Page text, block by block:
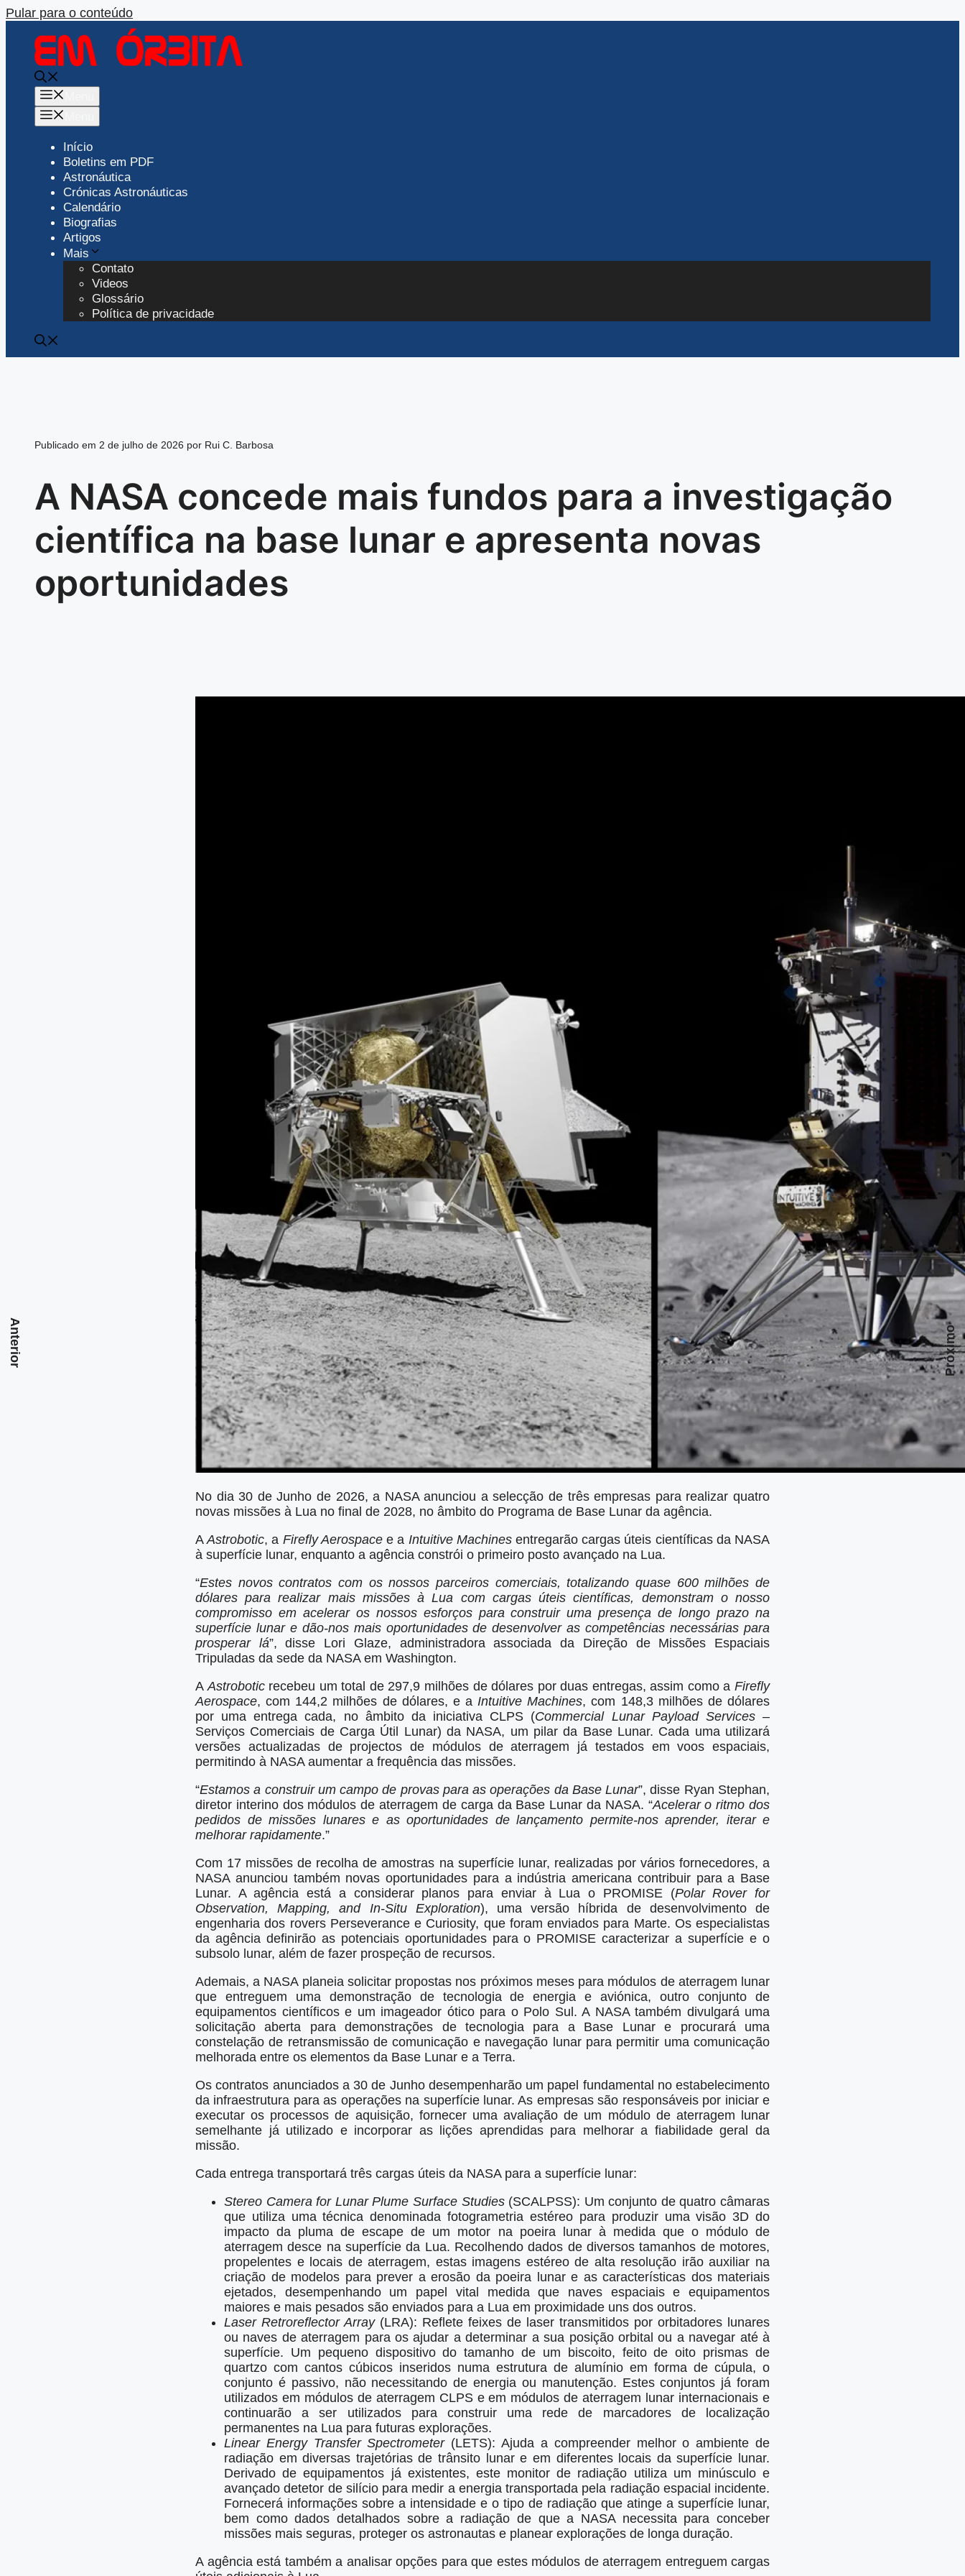
Pular para o conteúdo
Início
Boletins em PDF
Astronáutica
Crónicas Astronáuticas
Calendário
Biografias
Artigos
Mais
Contato
Videos
Glossário
Política de privacidade
Publicado em 2 de julho de 2026 por Rui C. Barbosa
A NASA concede mais fundos para a investigação
científica na base lunar e apresenta novas
oportunidades
No dia 30 de Junho de 2026, a NASA anunciou a selecção de três empresas para realizar quatro
novas missões à Lua no final de 2028, no âmbito do Programa de Base Lunar da agência.
AAstrobotic, a Firefly Aerospacee a Intuitive Machinesentregarão cargas úteis científicas da NASA
à superfície lunar, enquanto a agência constrói o primeiro posto avançado na Lua.
“Estes novos contratos com os nossos parceiros comerciais, totalizando quase 600 milhões de
dólares para realizar mais missões à Lua com cargas úteis científicas, demonstram o nosso
compromisso em acelerar os nossos esforços para construir uma presença de longo prazo na
superfície lunar e dão-nos mais oportunidades de desenvolver as competências necessárias para
prosperar lá”, disse Lori Glaze, administradora associada da Direção de Missões Espaciais
Tripuladas da sede da NASA em Washington.
A Astroboticrecebeu um total de 297,9 milhões de dólares por duas entregas, assim como a Firefly
Aerospace, com 144,2 milhões de dólares, e a Intuitive Machines, com 148,3 milhões de dólares
por uma entrega cada, no âmbito da iniciativa CLPS (Commercial Lunar Payload Services–
Serviços Comerciais de Carga Útil Lunar) da NASA, um pilar da Base Lunar. Cada uma utilizará
versões actualizadas de projectos de módulos de aterragem já testados em voos espaciais,
permitindo à NASA aumentar a frequência das missões.
“Estamos a construir um campo de provas para as operações da Base Lunar”, disse Ryan Stephan,
diretor interino dos módulos de aterragem de carga da Base Lunar da NASA. “Acelerar o ritmo dos
pedidos de missões lunares e as oportunidades de lançamento permite-nos aprender, iterar e
melhorar rapidamente.”
Com 17 missões de recolha de amostras na superfície lunar, realizadas por vários fornecedores, a
NASA anunciou também novas oportunidades para a indústria americana contribuir para a Base
Lunar. A agência está a considerar planos para enviar à Lua o PROMISE (Polar Rover for
Observation, Mapping, and In-Situ Exploration), uma versão híbrida de desenvolvimento de
engenharia dos rovers Perseverance e Curiosity, que foram enviados para Marte. Os especialistas
da agência definirão as potenciais oportunidades para o PROMISE caracterizar a superfície e o
subsolo lunar, além de fazer prospeção de recursos.
Ademais, a NASA planeia solicitar propostas nos próximos meses para módulos de aterragem lunar
que entreguem uma demonstração de tecnologia de energia e aviónica, outro conjunto de
equipamentos científicos e um imageador ótico para o Polo Sul. A NASA também divulgará uma
solicitação aberta para demonstrações de tecnologia para a Base Lunar e procurará uma
constelação de retransmissão de comunicação e navegação lunar para permitir uma comunicação
melhorada entre os elementos da Base Lunar e a Terra.
Os contratos anunciados a 30 de Junho desempenharão um papel fundamental no estabelecimento
da infraestrutura para as operações na superfície lunar. As empresas são responsáveis ​​por iniciar e
executar os processos de aquisição, fornecer uma avaliação de um módulo de aterragem lunar
semelhante já utilizado e incorporar as lições aprendidas para melhorar a fiabilidade geral da
missão.
Cada entrega transportará três cargas úteis da NASA para a superfície lunar:
Stereo Camera for Lunar Plume Surface Studies(SCALPSS): Um conjunto de quatro câmaras
que utiliza uma técnica denominada fotogrametria estéreo para produzir uma visão 3D do
impacto da pluma de escape de um motor na poeira lunar à medida que o módulo de
aterragem desce na superfície da Lua. Recolhendo dados de diversos tamanhos de motores,
propelentes e locais de aterragem, estas imagens estéreo de alta resolução irão auxiliar na
criação de modelos para prever a erosão da poeira lunar e as características dos materiais
ejetados, desempenhando um papel vital medida que naves espaciais e equipamentos
maiores e mais pesados ​​são enviados para a Lua em proximidade uns dos outros.
Laser Retroreflector Array(LRA): Reflete feixes de laser transmitidos por orbitadores lunares
ou naves de aterragem para os ajudar a determinar a sua posição orbital ou a navegar até à
superfície. Um pequeno dispositivo do tamanho de um biscoito, feito de oito prismas de
quartzo com cantos cúbicos inseridos numa estrutura de alumínio em forma de cúpula, o
conjunto é passivo, não necessitando de energia ou manutenção. Estes conjuntos já foram
utilizados em módulos de aterragem CLPS e em módulos de aterragem lunar internacionais e
continuarão a ser utilizados para construir uma rede de marcadores de localização
permanentes na Lua para futuras explorações.
Linear Energy Transfer Spectrometer(LETS): Ajuda a compreender melhor o ambiente de
radiação em diversas trajetórias de trânsito lunar e em diferentes locais da superfície lunar.
Derivado de equipamentos já existentes, este monitor de radiação utiliza um minúsculo e
avançado detetor de silício para medir a energia transportada pela radiação espacial incidente.
Fornecerá informações sobre a intensidade e o tipo de radiação que atinge a superfície lunar,
bem como dados detalhados sobre a radiação de que a NASA necessita para conceber
missões mais seguras, proteger os astronautas e planear explorações de longa duração.
A agência está também a analisar opções para que estes módulos de aterragem entreguem cargas
Anterior Próximo